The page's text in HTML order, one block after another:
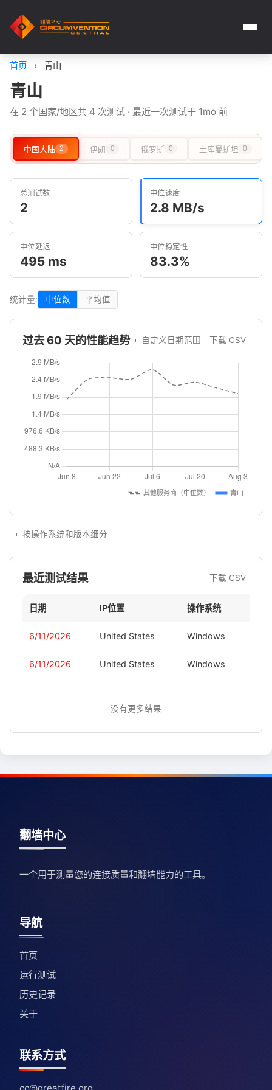
首页 › 青山
青山
在 2 个国家/地区共 4 次测试 · 最近一次测试于 1mo 前
中国大陆 2 伊朗 0 俄罗斯 0 土库曼斯坦 0
总测试数
2
中位速度
2.8 MB/s
中位延迟
495 ms
中位稳定性
83.3%
统计量: 中位数 平均值
过去 60 天的性能趋势 自定义日期范围 下载 CSV
按操作系统和版本细分
最近测试结果 下载 CSV
日期 IP位置 操作系统
6/11/2026 United States Windows
6/11/2026 United States Windows
没有更多结果
翻墙中心
一个用于测量您的连接质量和翻墙能力的工具。
导航
首页
运行测试
历史记录
关于
联系方式